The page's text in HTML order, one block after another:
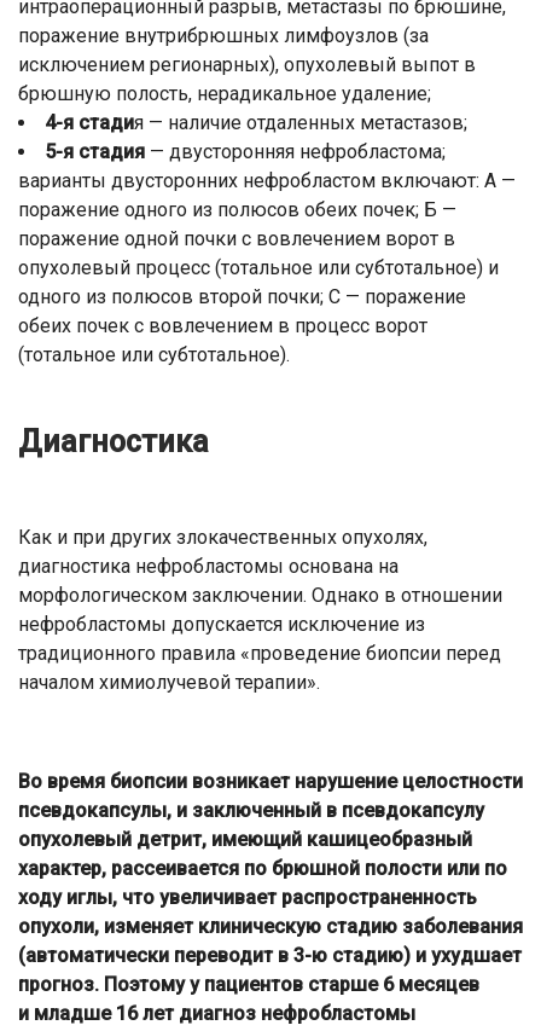
интраоперационный разрыв, метастазы по брюшине,
поражение внутрибрюшных лимфоузлов (за
исключением регионарных), опухолевый выпот в
брюшную полость, нерадикальное удаление;
4-я стадия — наличие отдаленных метастазов;
5-я стадия — двусторонняя нефробластома;
варианты двусторонних нефробластом включают: А —
поражение одного из полюсов обеих почек; Б —
поражение одной почки с вовлечением ворот в
опухолевый процесс (тотальное или субтотальное) и
одного из полюсов второй почки; С — поражение
обеих почек с вовлечением в процесс ворот
(тотальное или субтотальное).
Диагностика
Как и при других злокачественных опухолях,
диагностика нефробластомы основана на
морфологическом заключении. Однако в отношении
нефробластомы допускается исключение из
традиционного правила «проведение биопсии перед
началом химиолучевой терапии».
Во время биопсии возникает нарушение целостности
псевдокапсулы, и заключенный в псевдокапсулу
опухолевый детрит, имеющий кашицеобразный
характер, рассеивается по брюшной полости или по
ходу иглы, что увеличивает распространенность
опухоли, изменяет клиническую стадию заболевания
(автоматически переводит в 3-ю стадию) и ухудшает
прогноз. Поэтому у пациентов старше 6 месяцев
и младше 16 лет диагноз нефробластомы